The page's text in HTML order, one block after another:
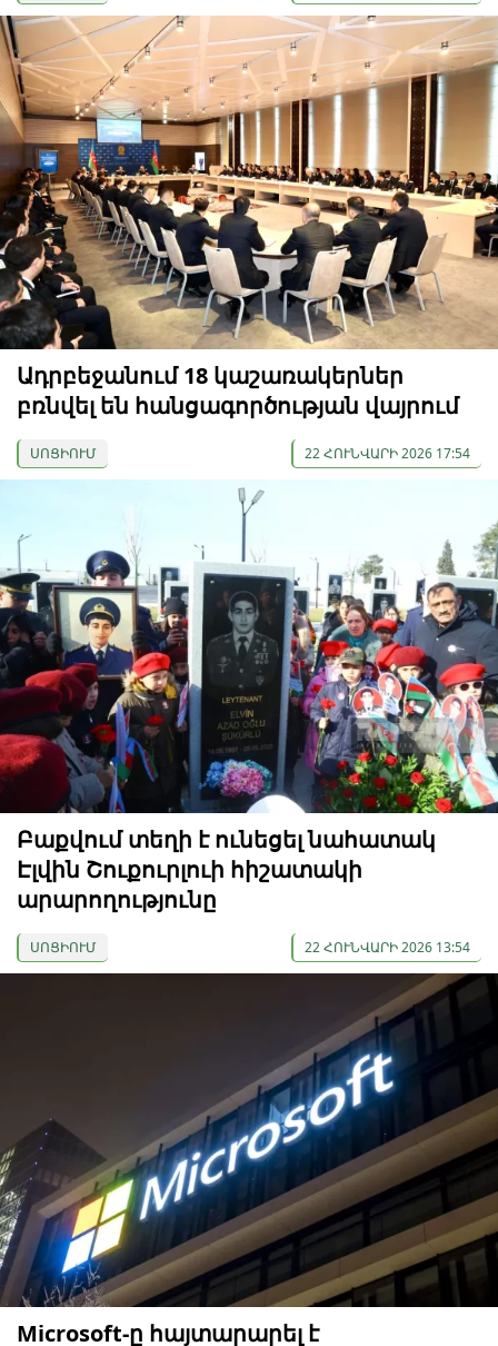
Ադրբեջանում 18 կաշառակերներ
բռնվել են հանցագործության վայրում
ՍՈՑԻՈՒՄ 22 ՀՈՒՆՎԱՐԻ 2026 17:54
Բաքվում տեղի է ունեցել նահատակ
Էլվին Շուքուրլուի հիշատակի
արարողությունը
ՍՈՑԻՈՒՄ 22 ՀՈՒՆՎԱՐԻ 2026 13:54
Microsoft-ը հայտարարել է